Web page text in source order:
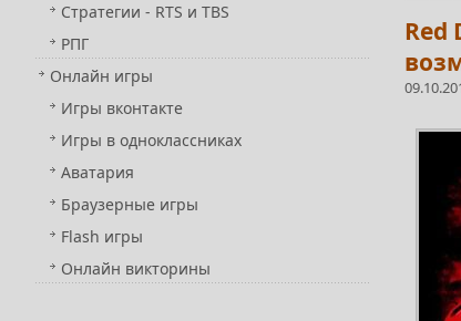
Red
Стратегии - RTS и TBS
РПГ
Онлайн игры
Игры вконтакте
Игры в одноклассниках
Аватария
Браузерные игры
Flash игры
Онлайн викторины